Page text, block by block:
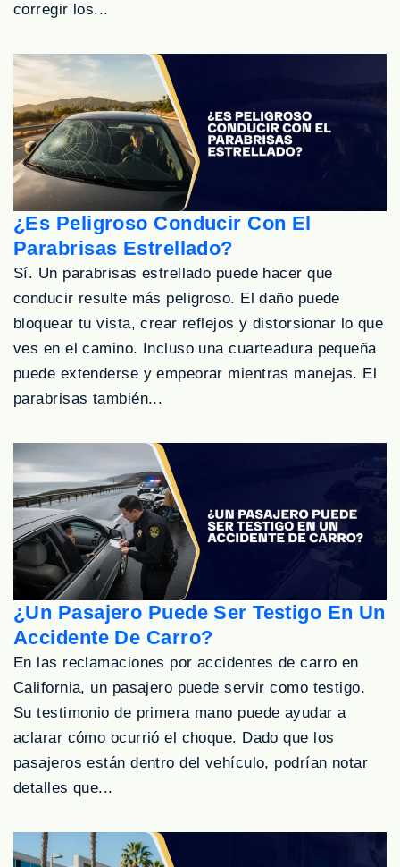
corregir los...
¿Es Peligroso Conducir Con El
Parabrisas Estrellado?
Sí. Un parabrisas estrellado puede hacer que
conducir resulte más peligroso. El daño puede
bloquear tu vista, crear reflejos y distorsionar lo que
ves en el camino. Incluso una cuarteadura pequeña
puede extenderse y empeorar mientras manejas. El
parabrisas también...
¿Un Pasajero Puede Ser Testigo En Un
Accidente De Carro?
En las reclamaciones por accidentes de carro en
California, un pasajero puede servir como testigo.
Su testimonio de primera mano puede ayudar a
aclarar cómo ocurrió el choque. Dado que los
pasajeros están dentro del vehículo, podrían notar
detalles que...